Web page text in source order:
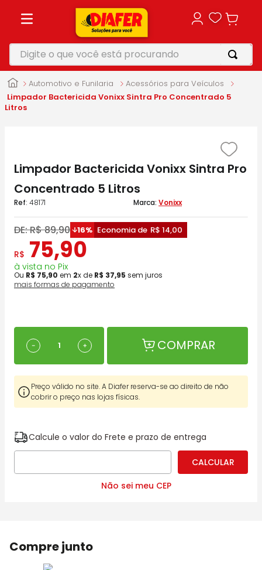
Digite o que você está procurando
Automotivo e Funilaria
Acessórios para Veículos
Limpador Bactericida Vonixx Sintra Pro Concentrado 5
Litros
Limpador Bactericida Vonixx Sintra Pro
Concentrado 5 Litros
: 48171 Vonixx
DE:R$89,90 16% Economia de R$ 14,00
R$ 75,90
à vista no Pix
Ou R$ 75,90 em 2x de R$ 37,95 sem juros
mais formas de pagamento
＋
－ COMPRAR
Preço válido no site. A Diafer reserva-se ao direito de não
cobrir o preço nas lojas físicas.
Calcule o valor do Frete e prazo de entrega
Não sei meu CEP
Compre junto
1º
motosserra